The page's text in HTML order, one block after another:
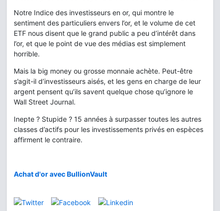
Notre Indice des investisseurs en or, qui montre le
sentiment des particuliers envers l’or, et le volume de cet
ETF nous disent que le grand public a peu d’intérêt dans
l’or, et que le point de vue des médias est simplement
horrible.
Mais la big money ou grosse monnaie achète. Peut-être
s’agit-il d’investisseurs aisés, et les gens en charge de leur
argent pensent qu’ils savent quelque chose qu’ignore le
Wall Street Journal.
Inepte ? Stupide ? 15 années à surpasser toutes les autres
classes d’actifs pour les investissements privés en espèces
affirment le contraire.
Achat d'or avec BullionVault